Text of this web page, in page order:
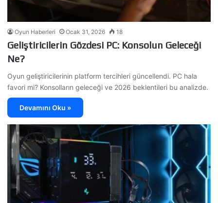
Oyun Haberleri Ocak 31, 2026 18
Geliştiricilerin Gözdesi PC: Konsolun Geleceği
Ne?
Oyun geliştiricilerinin platform tercihleri güncellendi. PC hala
favori mi? Konsolların geleceği ve 2026 beklentileri bu analizde.
Devamını Oku »